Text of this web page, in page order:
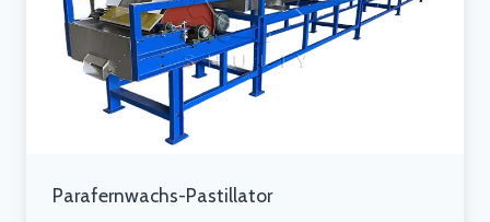
Parafernwachs-Pastillator